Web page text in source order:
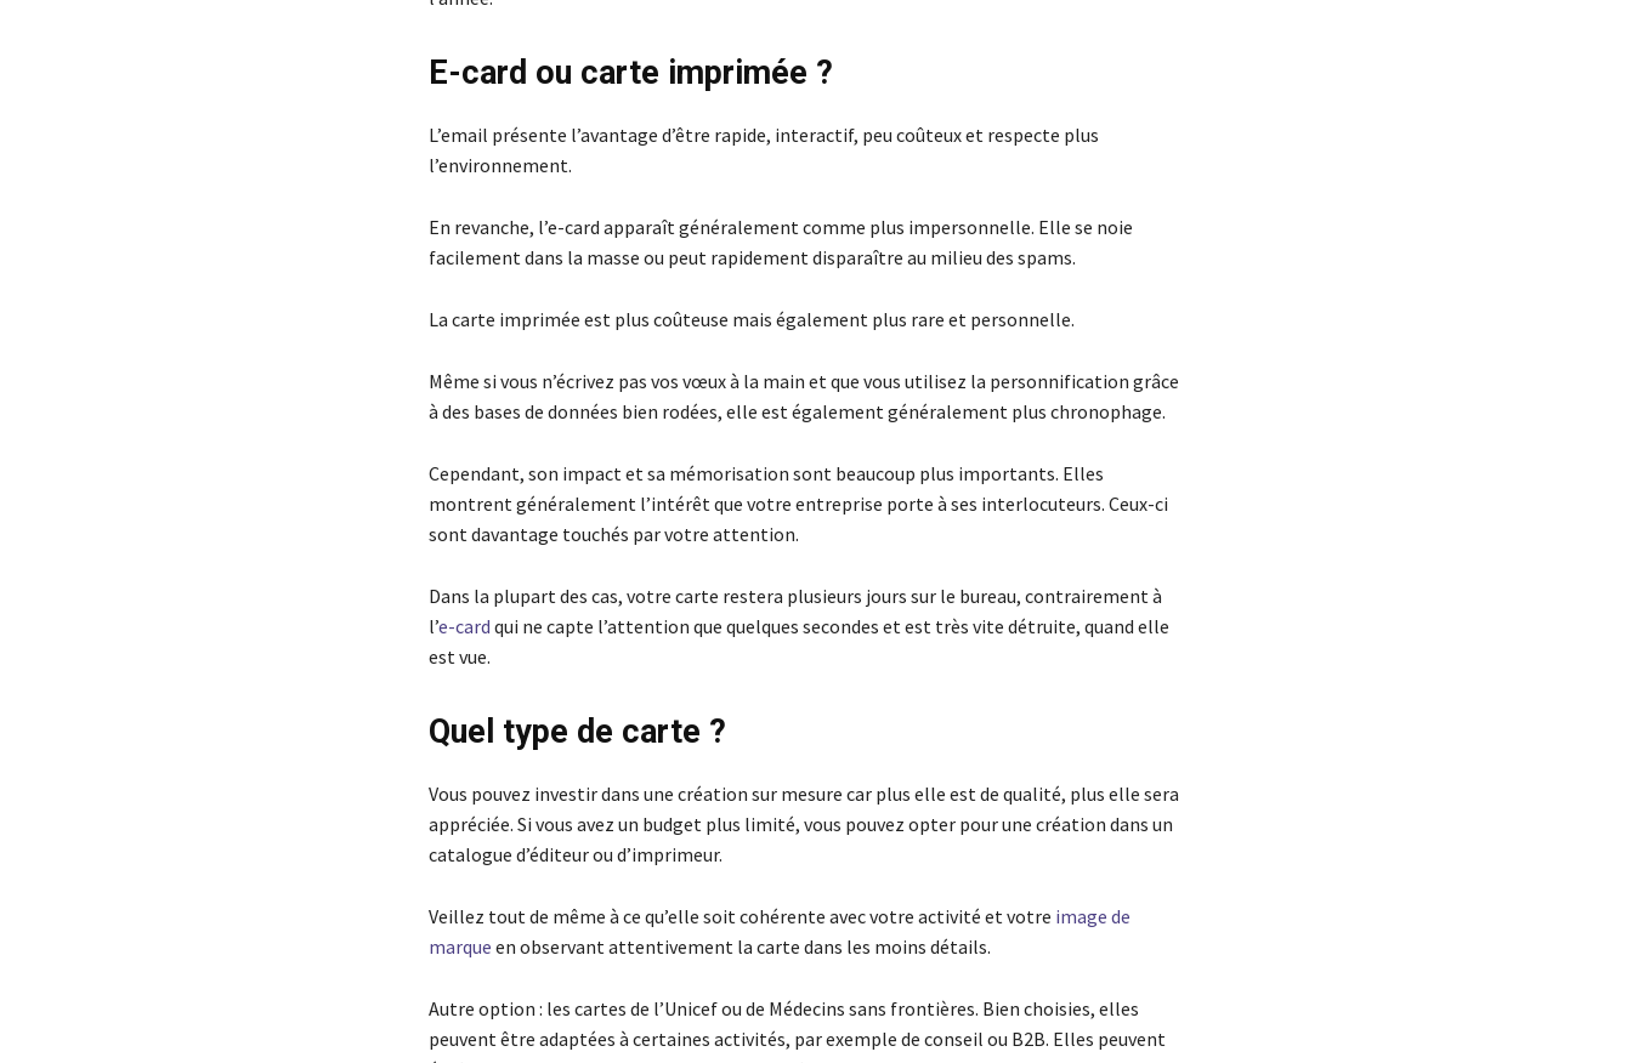
E-card ou carte imprimée ?
L’email présente l’avantage d’être rapide, interactif, peu coûteux et respecte plus
l’environnement.
En revanche, l’e-card apparaît généralement comme plus impersonnelle. Elle se noie
facilement dans la masse ou peut rapidement disparaître au milieu des spams.
La carte imprimée est plus coûteuse mais également plus rare et personnelle.
Même si vous n’écrivez pas vos vœux à la main et que vous utilisez la personnification grâce
à des bases de données bien rodées, elle est également généralement plus chronophage.
Cependant, son impact et sa mémorisation sont beaucoup plus importants. Elles
montrent généralement l’intérêt que votre entreprise porte à ses interlocuteurs. Ceux-ci
sont davantage touchés par votre attention.
Dans la plupart des cas, votre carte restera plusieurs jours sur le bureau, contrairement à
l’e-card qui ne capte l’attention que quelques secondes et est très vite détruite, quand elle
est vue.
Quel type de carte ?
Vous pouvez investir dans une création sur mesure car plus elle est de qualité, plus elle sera
appréciée. Si vous avez un budget plus limité, vous pouvez opter pour une création dans un
catalogue d’éditeur ou d’imprimeur.
Veillez tout de même à ce qu’elle soit cohérente avec votre activité et votre image de
marque en observant attentivement la carte dans les moins détails.
Autre option : les cartes de l’Unicef ou de Médecins sans frontières. Bien choisies, elles
peuvent être adaptées à certaines activités, par exemple de conseil ou B2B. Elles peuvent